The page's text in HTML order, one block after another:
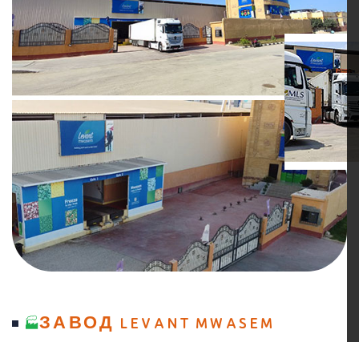
ЗАВОД LEVANT MWASEM